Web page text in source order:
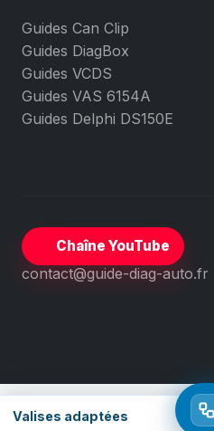
Valises adaptées
Guides Can Clip
Guides DiagBox
Guides VCDS
Guides VAS 6154A
Guides Delphi DS150E
Chaîne YouTube
contact@guide-diag-auto.fr